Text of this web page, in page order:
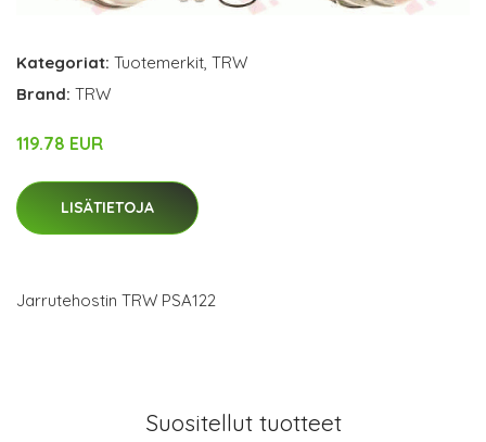
Kategoriat: Tuotemerkit TRW
Brand: TRW
119.78 EUR
LISÄTIETOJA
Jarrutehostin TRW PSA122
Suositellut tuotteet